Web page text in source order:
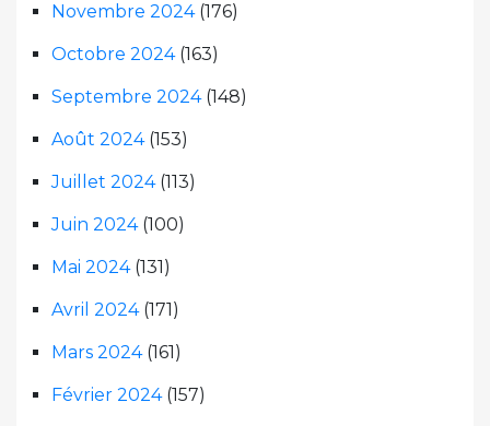
Novembre 2024(176)
Octobre 2024(163)
Septembre 2024(148)
Août 2024(153)
Juillet 2024(113)
Juin 2024(100)
Mai 2024(131)
Avril 2024(171)
Mars 2024(161)
Février 2024(157)